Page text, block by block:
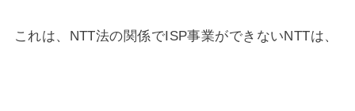
これは、NTT法の関係でISP事業ができないNTTは、